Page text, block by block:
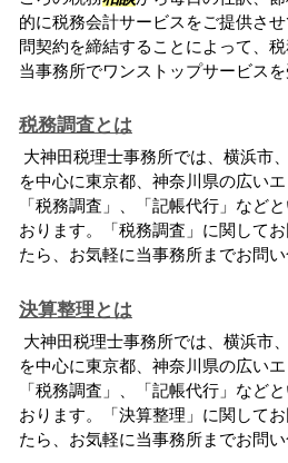
的に税務会計サービスをご提供さ
問契約を締結することによって、税
当事務所でワンストップサービス
税務調査とは
大神田税理士事務所では、横浜市
を中心に東京都、神奈川県の広い
「税務調査」、「記帳代行」など
おります。「税務調査」に関して
たら、お気軽に当事務所までお問い
決算整理とは
大神田税理士事務所では、横浜市
を中心に東京都、神奈川県の広い
「税務調査」、「記帳代行」など
おります。「決算整理」に関して
たら、お気軽に当事務所までお問い